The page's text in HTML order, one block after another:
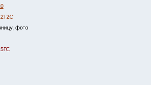
фото